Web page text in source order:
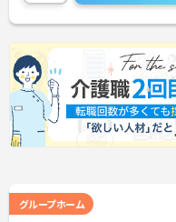
グループホーム